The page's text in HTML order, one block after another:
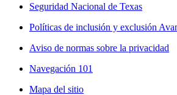
Seguridad Nacional de Texas
Políticas de inclusión y exclusión
Aviso de normas sobre la privacidad
Navegación 101
Mapa del sitio